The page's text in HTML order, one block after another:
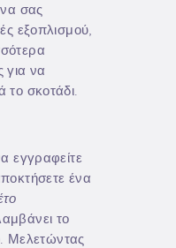
σας
εξοπλισμού,
για να
σκοτάδι.
εγγραφείτε
ένα
το
Μελετώντας